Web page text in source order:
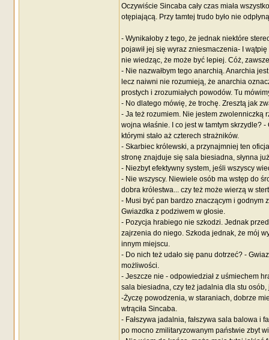
Oczywiście Sincaba cały czas miała
otępiającą. Przy tamtej trudo było nie
- Wynikałoby z tego, że jednak niektóre
pojawił jej się wyraz zniesmaczenia- I
nie wiedząc, że może być lepiej. Cóż,
- Nie nazwałbym tego anarchią. Anarchia
lecz naiwni nie rozumieją, że anarchia
prostych i zrozumiałych powodów. Tu
- No dlatego mówię, że trochę. Zresztą jak
- Ja też rozumiem. Nie jestem zwolenniczką
wojna właśnie. I co jest w tamtym skrzydle?
którymi stało aż czterech strażników.
- Skarbiec królewski, a przynajmniej ten
stronę znajduje się sala biesiadna, słynna
- Niezbyt efektywny system, jeśli wszyscy
- Nie wszyscy. Niewiele osób ma wstęp do
dobra królestwa... czy też może wierzą w
- Musi być pan bardzo znaczącym i godnym
Gwiazdka z podziwem w głosie.
- Pozycja hrabiego nie szkodzi. Jednak
zajrzenia do niego. Szkoda jednak, że mój
innym miejscu.
- Do nich też udało się panu dotrzeć? -
możliwości.
- Jeszcze nie - odpowiedział z uśmiechem
sala biesiadna, czy też jadalnia dla stu
-Życzę powodzenia, w staraniach, dobrze
wtrąciła Sincaba.
- Fałszywa jadalnia, fałszywa sala balowa i
po mocno zmilitaryzowanym państwie zbyt